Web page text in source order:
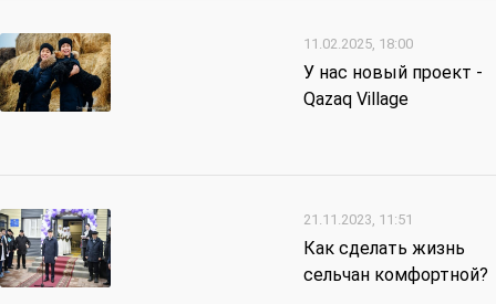
11.02.2025, 18:00
У нас новый проект -
Qazaq Villagе
21.11.2023, 11:51
Как сделать жизнь
сельчан комфортной?